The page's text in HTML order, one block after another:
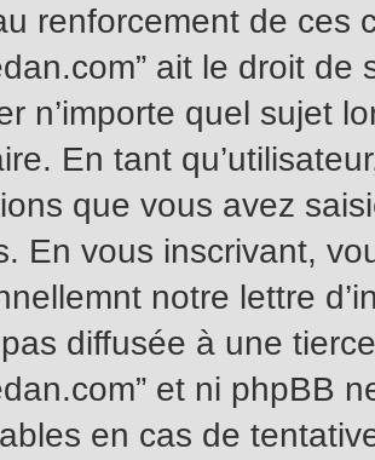
renforcement de
ait le droit de
n’importe quel sujet
En tant
que vous avez
En vous inscrivant,
notre lettre
diffusée à une
et ni phpBB
en cas de